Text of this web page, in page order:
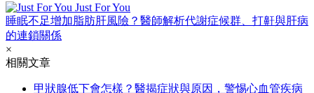
Just For You
睡眠不足增加脂肪肝風險？醫師解析代謝症候群、打鼾與肝病
的連鎖關係
×
相關文章
甲狀腺低下會怎樣？醫揭症狀與原因，警惕心血管疾病